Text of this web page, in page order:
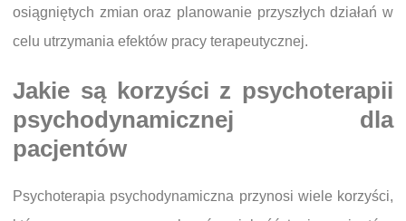
osiągniętych zmian oraz planowanie przyszłych działań w
celu utrzymania efektów pracy terapeutycznej.
Jakie są korzyści z psychoterapii
psychodynamicznej dla
pacjentów
Psychoterapia psychodynamiczna przynosi wiele korzyści,